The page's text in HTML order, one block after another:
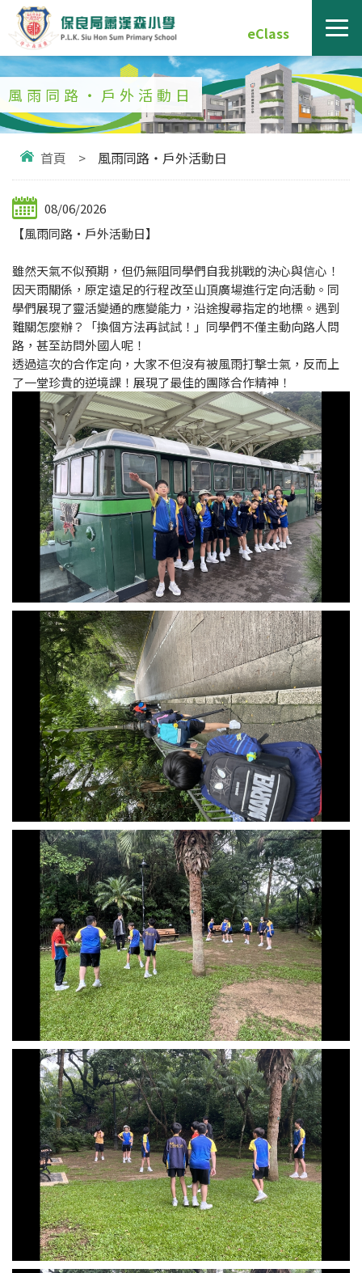
eClass
風雨同路‧戶外活動日
首頁 > 風雨同路‧戶外活動日
08/06/2026
【風雨同路‧戶外活動日】
雖然天氣不似預期，但仍無阻同學們自我挑戰的決心與信心！
因天雨關係，原定遠足的行程改至山頂廣場進行定向活動。同
學們展現了靈活變通的應變能力，沿途搜尋指定的地標。遇到
難關怎麼辦？「換個方法再試試！」同學們不僅主動向路人問
路，甚至訪問外國人呢！
透過這次的合作定向，大家不但沒有被風雨打擊士氣，反而上
了一堂珍貴的逆境課！展現了最佳的團隊合作精神！